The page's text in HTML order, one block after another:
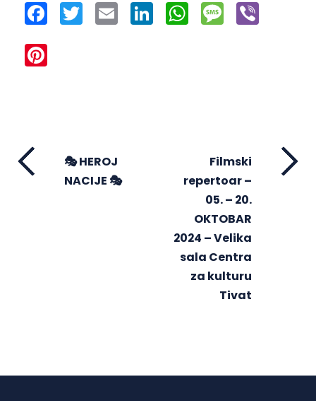
Facebook
Twitter Email LinkedInWhatsApp
Message
🎭 HEROJ
NACIJE 🎭
Filmski
repertoar –
05. – 20.
OKTOBAR
2024 – Velika
sala Centra
za kulturu
Tivat